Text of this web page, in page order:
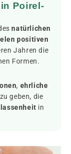
Poirel-
natürlichen
positiven
Jahren die
Formen.
, ehrliche
zu geben, die
in